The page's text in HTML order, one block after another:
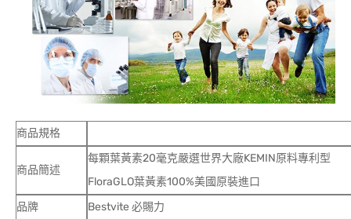
商品規格
商品簡述
每顆葉黃素20毫克嚴選世界大廠KEMIN原料專利型
FloraGLO葉黃素100%美國原裝進口
品牌
Bestvite 必賜力